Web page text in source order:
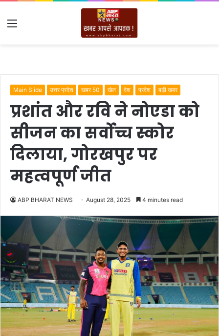
Menu
Main Slide उत्तर प्रदेश खबर 50 खेल देश प्रदेश बड़ी खबर
प्रशांत और रवि ने नोएडा को
सीजन का सर्वोच्च स्कोर
दिलाया, गोरखपुर पर
महत्वपूर्ण जीत
ABP BHARAT NEWS August 28, 2025 4 minutes read